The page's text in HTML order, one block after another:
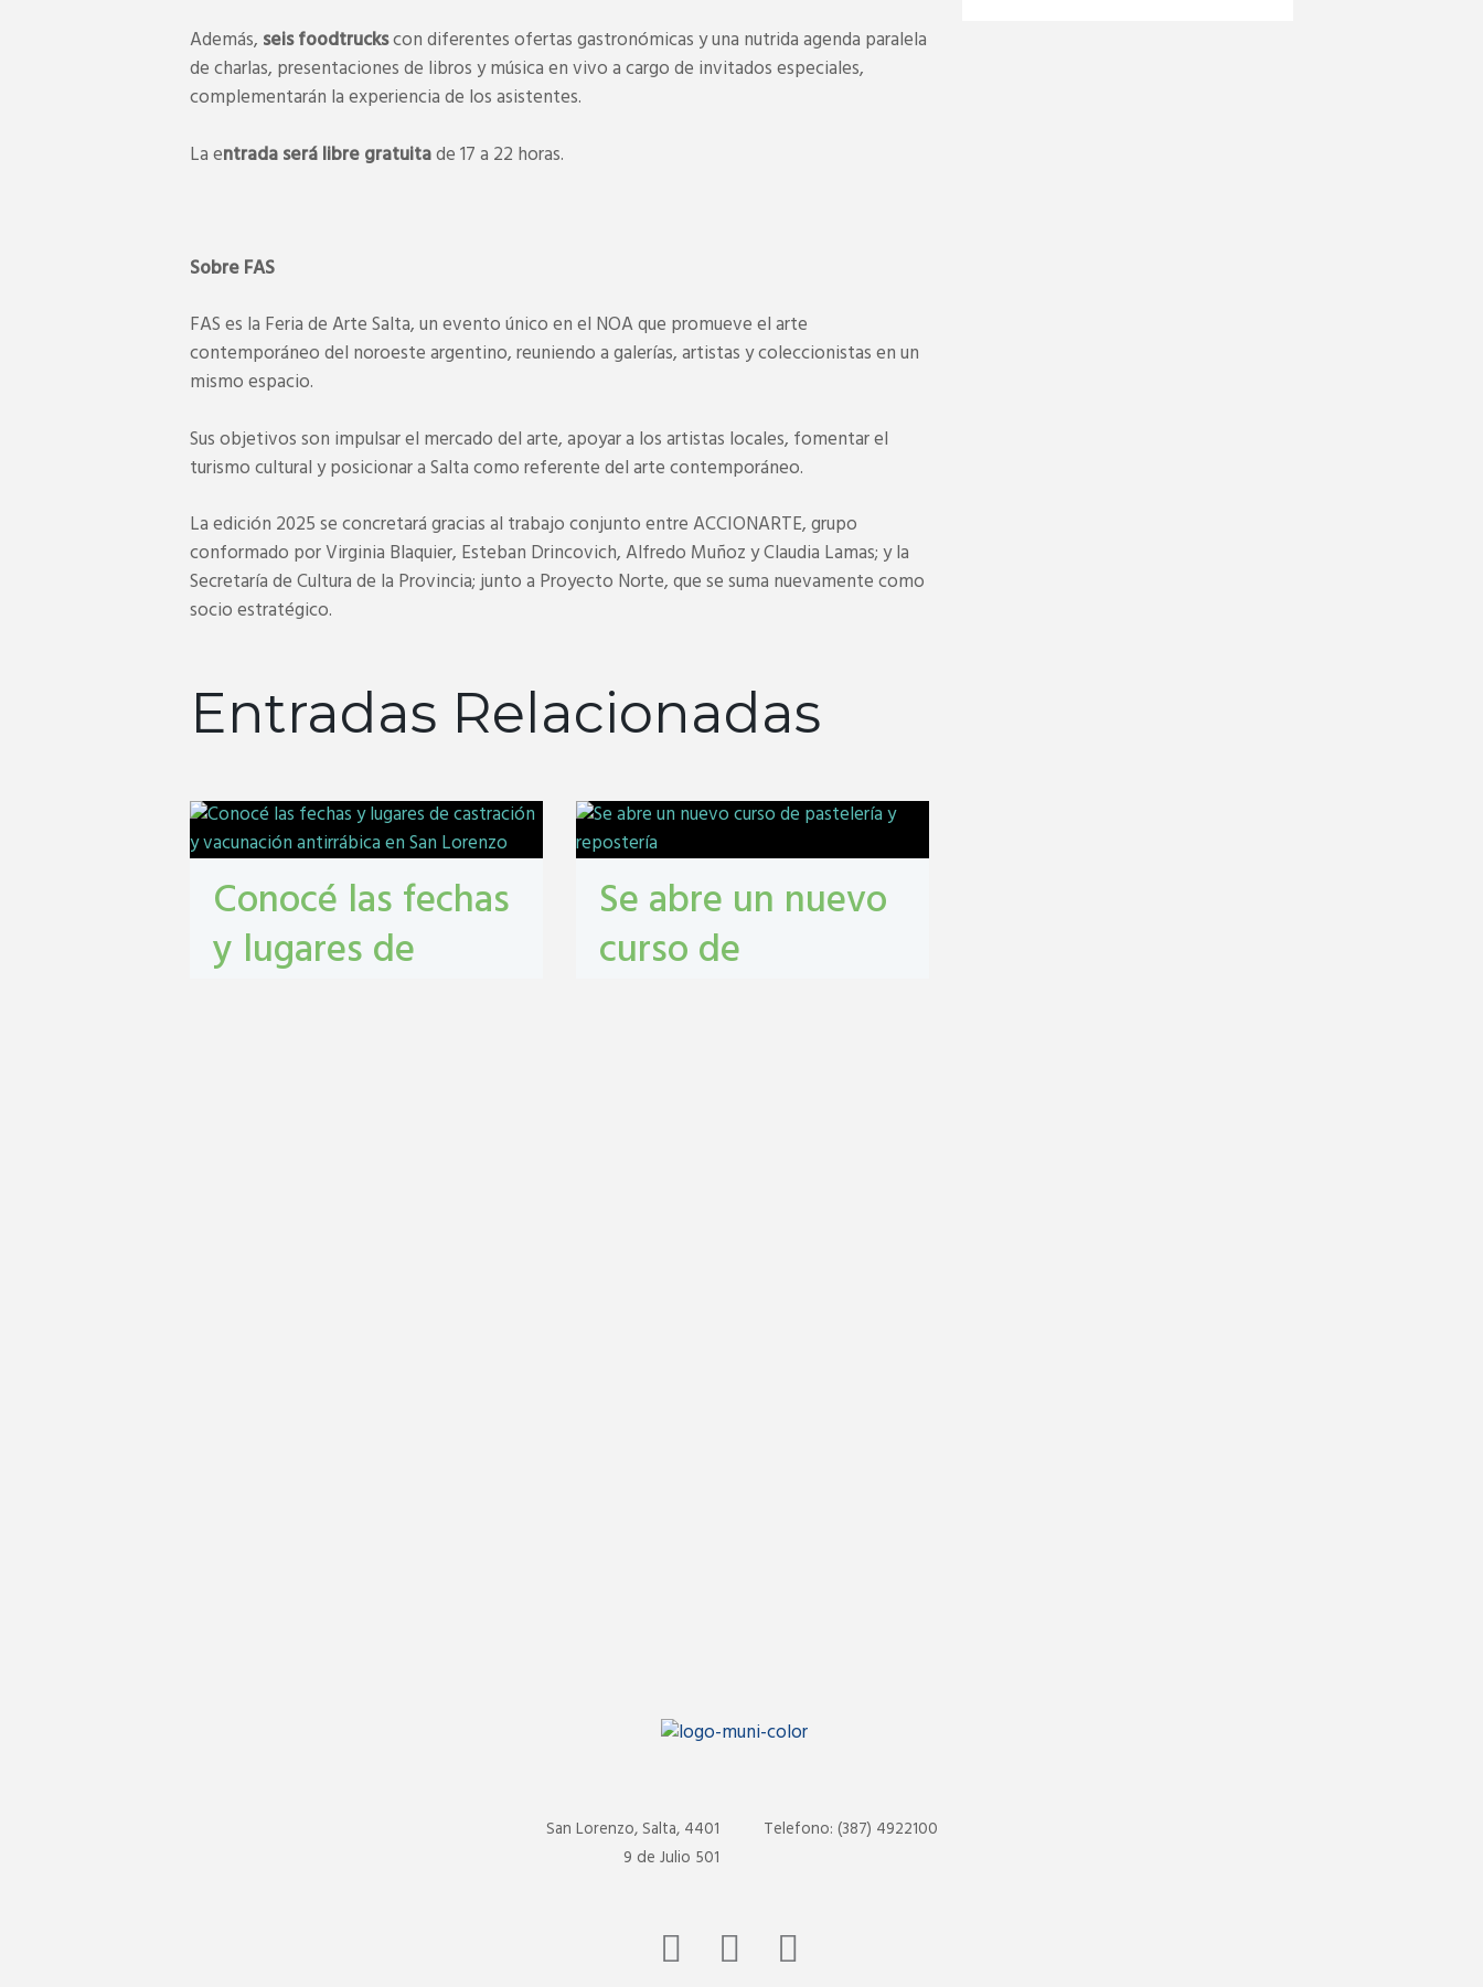
Además, seis foodtruckscon diferentes ofertas gastronómicas y una nutrida agenda paralela
de charlas, presentaciones de libros y música en vivo a cargo de invitados especiales,
complementarán la experiencia de los asistentes.
La entrada será libre gratuitade 17 a 22 horas.
Sobre FAS
FAS es la Feria de Arte Salta, un evento único en el NOA que promueve el arte
contemporáneo del noroeste argentino, reuniendo a galerías, artistas y coleccionistas en un
mismo espacio.
Sus objetivos son impulsar el mercado del arte, apoyar a los artistas locales, fomentar el
turismo cultural y posicionar a Salta como referente del arte contemporáneo.
La edición 2025 se concretará gracias al trabajo conjunto entre ACCIONARTE, grupo
conformado por Virginia Blaquier, Esteban Drincovich, Alfredo Muñoz y Claudia Lamas; y la
Secretaría de Cultura de la Provincia; junto a Proyecto Norte, que se suma nuevamente como
socio estratégico.
Entradas Relacionadas
Conocé las fechas
y lugares de
Se abre un nuevo
curso de
Telefono: (387) 4922100
San Lorenzo, Salta, 4401
9 de Julio 501